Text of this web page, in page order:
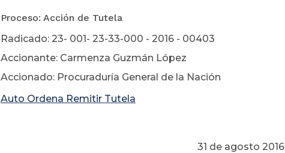
Proceso: Acción de Tutela
Radicado: 23- 001- 23-33-000 - 2016 - 00403
Accionante: Carmenza Guzmán López
Accionado: Procuraduría General de la Nación
Auto Ordena Remitir Tutela
31 de agosto 2016